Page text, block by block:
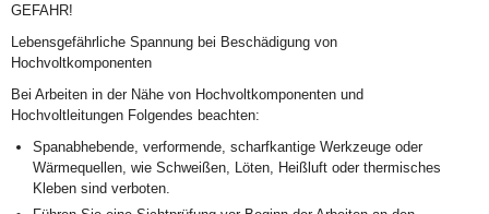
GEFAHR!
Lebensgefährliche Spannung bei Beschädigung von
Hochvoltkomponenten
Bei Arbeiten in der Nähe von Hochvoltkomponenten und
Hochvoltleitungen Folgendes beachten:
Spanabhebende, verformende, scharfkantige Werkzeuge oder
Wärmequellen, wie Schweißen, Löten, Heißluft oder thermisches
Kleben sind verboten.